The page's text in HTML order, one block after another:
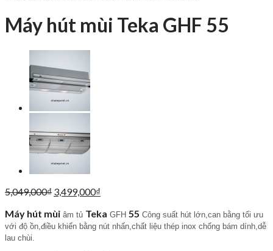
Máy hút mùi Teka GHF 55
5,049,000₫ Giá
là:
5,049,000₫.
3,499,000₫
tại
là:
Máy hút mùi âm tủ Teka GFH 55 Công suất hút lớn,can bằng tối ưu
với độ ồn, điều khiển bằng nút nhấn,chất liệu thép inox chống bám dính,dễ
lau chùi.